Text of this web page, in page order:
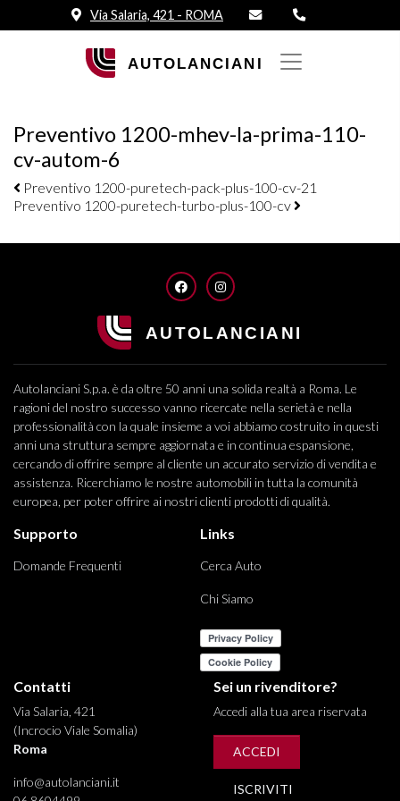
Via Salaria, 421 - ROMA
Preventivo 1200-mhev-la-prima-110-
cv-autom-6
Navigazione elementi
Preventivo 1200-puretech-pack-plus-100-cv-21
Preventivo 1200-puretech-turbo-plus-100-cv
FACEBOOKINSTAGRAM
Autolanciani S.p.a. è da oltre 50 anni una solida realtà a Roma. Le
ragioni del nostro successo vanno ricercate nella serietà e nella
professionalità con la quale insieme a voi abbiamo costruito in questi
anni una struttura sempre aggiornata e in continua espansione,
cercando di offrire sempre al cliente un accurato servizio di vendita e
assistenza. Ricerchiamo le nostre automobili in tutta la comunità
europea, per poter offrire ai nostri clienti prodotti di qualità.
Supporto
Domande Frequenti
Links
Cerca Auto
Chi Siamo
Contatti
Via Salaria, 421
(Incrocio Viale Somalia)
Roma
info@autolanciani.it
Sei un rivenditore?
Accedi alla tua area riservata
ACCEDI
ISCRIVITI